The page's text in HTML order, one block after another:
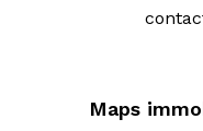
Maps